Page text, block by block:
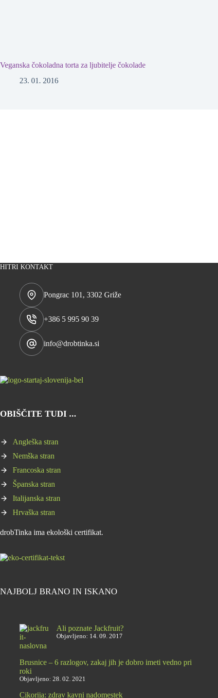
Veganska čokoladna torta za ljubitelje čokolade
23. 01. 2016
HITRI KONTAKT
Pongrac 101, 3302 Griže
+386 5 995 90 39
info@drobtinka.si
OBIŠČITE TUDI ...
Angleška stran
Nemška stran
Francoska stran
Španska stran
Italijanska stran
Hrvaška stran
drobTinka ima ekološki certifikat.
NAJBOLJ BRANO IN ISKANO
Ali poznate Jackfruit?
Objavljeno: 14. 09. 2017
Brusnice – 6 razlogov, zakaj jih je dobro imeti vedno pri
roki
Objavljeno: 28. 02. 2021
Cikorija: zdrav kavni nadomestek